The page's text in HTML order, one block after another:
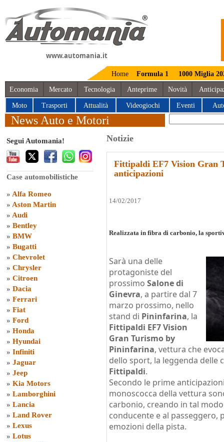
www.automania.it
Home Formula 1 1000 Miglia
Economia Mercato Tecnologia Anteprime Novità
Moto Trasporti Attualità Videogiochi Eventi
News Auto e Motori
Segui Automania!
Case automobilistiche
» Alfa Romeo
» Aston Martin
» Audi
» Bentley
» BMW
» Bugatti
» Chevrolet
» Chrysler
» Citroen
» Dacia
» Ferrari
» Fiat
» Ford
» Honda
» Hyundai
» Infiniti
» Jaguar
» Jeep
» Kia Motors
» Lamborghini
» Lancia
» Land Rover
» Lexus
» Lotus
Notizie
Fittipaldi EF7 Vision Gran
anticipazioni
14/02/2017
Realizzata in fibra di carbonio, la
Sarà una delle
protagoniste del
prossimo Salone di
Ginevra, a partire dal 7
marzo prossimo, nello
stand di Pininfarina, la
Fittipaldi EF7 Vision
Gran Turismo by
Pininfarina, vettura che
dello sport, la leggenda
Fittipaldi.
Secondo le prime
monoscocca della vettura
carbonio, creando in tal
conducente e al
emozioni della pista.